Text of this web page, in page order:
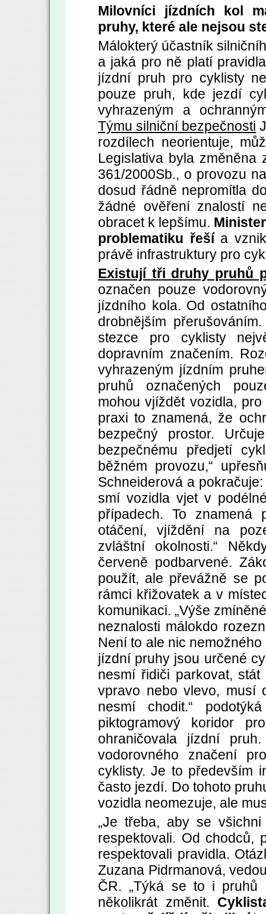
Milovníci jízdních kol
pruhy, které ale nejsou
Málokterý účastník
a jaká pro ně platí
jízdní pruh pro cyklisty
pouze pruh, kde jezdí
vyhrazeným a
Týmu silniční bezpečnosti
rozdílech neorientuje,
Legislativa byla změněna
361/2000Sb., o provozu
dosud řádně nepromítla
žádné ověření znalostí
obracet k lepšímu.
problematiku řešía
právě infrastruktury pro
Existují tři druhy pruhů
označen pouze
jízdního kola. Od
drobnějším
stezce pro cyklisty
dopravním značením.
vyhrazeným jízdním
pruhů označených
mohou vjíždět vozidla,
praxi to znamená, že
bezpečný prostor.
bezpečnému předjetí
běžném provozu,“
Schneiderová a
smí vozidla vjet v
případech. To znamená
otáčení, vjíždění na
zvláštní okolnosti.“
červeně podbarvené.
použít, ale převážně se
rámci křižovatek a v
komunikaci. „Výše
neznalosti málokdo
Není to ale nic
jízdní pruhy jsou určené
nesmí řidiči parkovat,
vpravo nebo vlevo, musí
nesmí chodit.“
piktogramový koridor
ohraničovala jízdní
vodorovného značení
cyklisty. Je to především
často jezdí. Do tohoto
vozidla neomezuje, ale
„Je třeba, aby se
respektovali. Od chodců,
respektovali pravidla.
Zuzana Pidrmanová,
ČR. „Týká se to i pruhů
několikrát změnit.